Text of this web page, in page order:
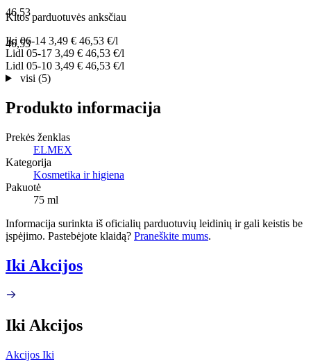
46,53
46,53
Kitos parduotuvės anksčiau
Iki 06-14 3,49 € 46,53 €/l
Lidl 05-17 3,49 € 46,53 €/l
Lidl 05-10 3,49 € 46,53 €/l
visi (5)
Produkto informacija
Prekės ženklas
ELMEX
Kategorija
Kosmetika ir higiena
Pakuotė
75 ml
Informacija surinkta iš oficialių parduotuvių leidinių ir gali keistis be
įspėjimo. Pastebėjote klaidą? Praneškite mums.
Iki Akcijos
Iki Akcijos
Akcijos Iki